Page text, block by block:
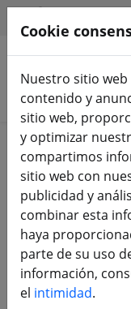
Buscar productos
No se encontró
mostraremos
4
Cookie
Nuestro sitio
contenido y
sitio web,
y optimizar
compartimos
sitio web con
publicidad y
combinar esta
haya
parte de su uso
información,
el intimidad.